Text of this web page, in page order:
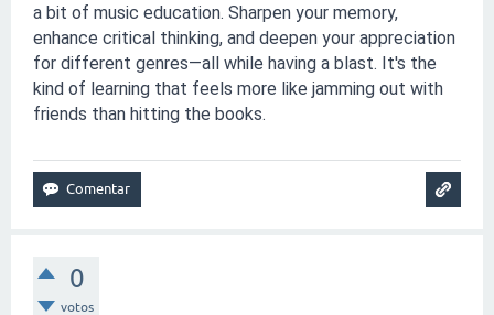
a bit of music education. Sharpen your memory,
enhance critical thinking, and deepen your appreciation
for different genres—all while having a blast. It's the
kind of learning that feels more like jamming out with
friends than hitting the books.
0
votos